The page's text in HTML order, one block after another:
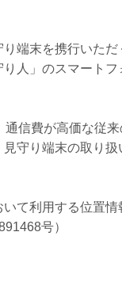
端末を携行いた
人」のスマート
信費が高価な従
守り端末の取り
て利用する位置
号）